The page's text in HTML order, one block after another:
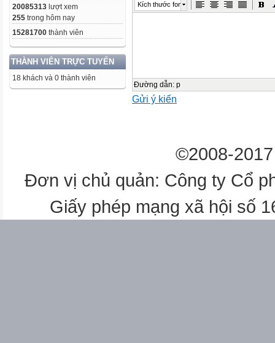
20085313 lượt xem
255 trong hôm nay
15281700 thành viên
THÀNH VIÊN TRỰC TUYẾN
18 khách và 0 thành viên
Kích thước font
Đường dẫn: p
Gửi ý kiến
©2008-
Đơn vị chủ quản: Công ty Cổ
Giấy phép mạng xã hội số